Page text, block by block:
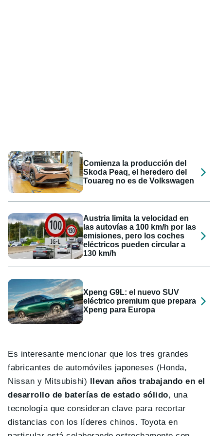
Comienza la producción del
Skoda Peaq, el heredero del
Touareg no es de Volkswagen
Austria limita la velocidad en
las autovías a 100 km/h por las
emisiones, pero los coches
eléctricos pueden circular a
130 km/h
Xpeng G9L: el nuevo SUV
eléctrico premium que prepara
Xpeng para Europa
Es interesante mencionar que los tres grandes
fabricantes de automóviles japoneses (Honda,
Nissan y Mitsubishi) llevan años trabajando en el
desarrollo de baterías de estado sólido, una
tecnología que consideran clave para recortar
distancias con los líderes chinos. Toyota en